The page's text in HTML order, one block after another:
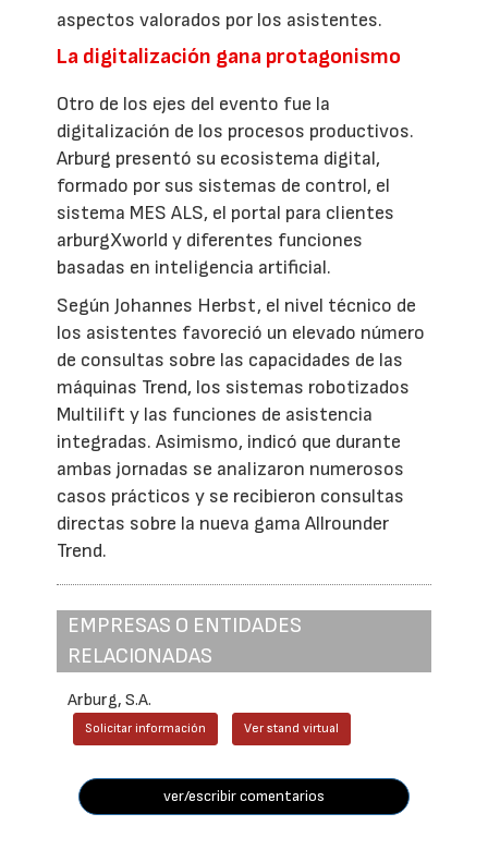
aspectos valorados por los asistentes.
La digitalización gana protagonismo
Otro de los ejes del evento fue la
digitalización de los procesos productivos.
Arburg presentó su ecosistema digital,
formado por sus sistemas de control, el
sistema MES ALS, el portal para clientes
arburgXworld y diferentes funciones
basadas en inteligencia artificial.
Según Johannes Herbst, el nivel técnico de
los asistentes favoreció un elevado número
de consultas sobre las capacidades de las
máquinas Trend, los sistemas robotizados
Multilift y las funciones de asistencia
integradas. Asimismo, indicó que durante
ambas jornadas se analizaron numerosos
casos prácticos y se recibieron consultas
directas sobre la nueva gama Allrounder
Trend.
EMPRESAS O ENTIDADES
RELACIONADAS
Arburg, S.A.
Solicitar información Ver stand virtual
ver/escribir comentarios